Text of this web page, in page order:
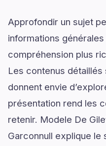
Approfondir un sujet
informations
compréhension plus
Les contenus
donnent envie
présentation rend les
retenir. Modele De
Garconnull explique